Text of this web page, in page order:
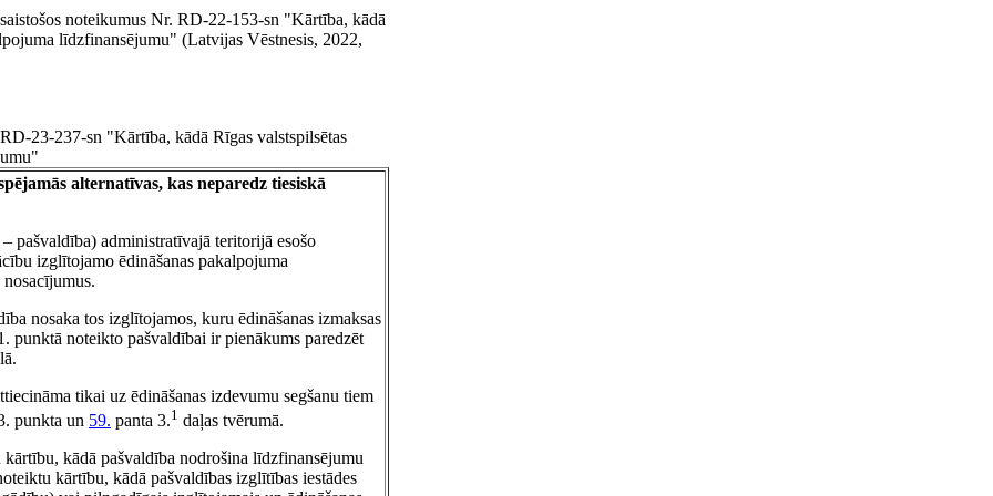
noteikumus Nr. RD-22-153-sn "Kārtība, kādā
līdzfinansējumu" (Latvijas Vēstnesis, 2022,
23-237-sn "Kārtība, kādā Rīgas valstspilsētas
alternatīvas, kas neparedz tiesiskā
pašvaldība) administratīvajā teritorijā esošo
izglītojamo ēdināšanas pakalpojuma
nosaka tos izglītojamos, kuru ēdināšanas izmaksas
punktā noteikto pašvaldībai ir pienākums paredzēt
tikai uz ēdināšanas izdevumu segšanu tiem
punkta un 59. panta 3.1 daļas tvērumā.
kādā pašvaldība nodrošina līdzfinansējumu
kārtību, kādā pašvaldības izglītības iestādes